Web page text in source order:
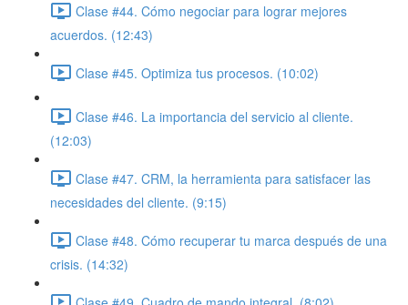
Clase #44. Cómo negociar para lograr mejores
acuerdos. (12:43)
Clase #45. Optimiza tus procesos. (10:02)
Clase #46. La importancia del servicio al cliente.
(12:03)
Clase #47. CRM, la herramienta para satisfacer las
necesidades del cliente. (9:15)
Clase #48. Cómo recuperar tu marca después de una
crisis. (14:32)